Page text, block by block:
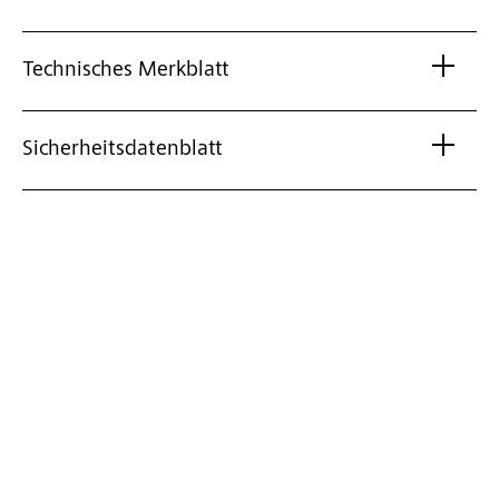
Technisches Merkblatt
Sicherheitsdatenblatt